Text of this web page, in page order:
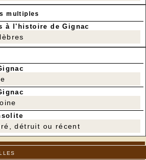
multiples
à l'histoire de Gignac
détruit ou récent